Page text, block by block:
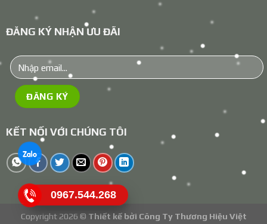
ĐĂNG KÝ NHẬN ƯU ĐÃI
KẾT NỐI VỚI CHÚNG TÔI
Copyright 2026 © Thiết kế bởi Công Ty Thương Hiệu Việt
0967.544.268